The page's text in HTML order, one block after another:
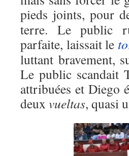
pieds joints, pour
terre. Le public
parfaite, laissait le
luttant bravement,
Le public scandait
attribuées et Diego
deux vueltas, quasi